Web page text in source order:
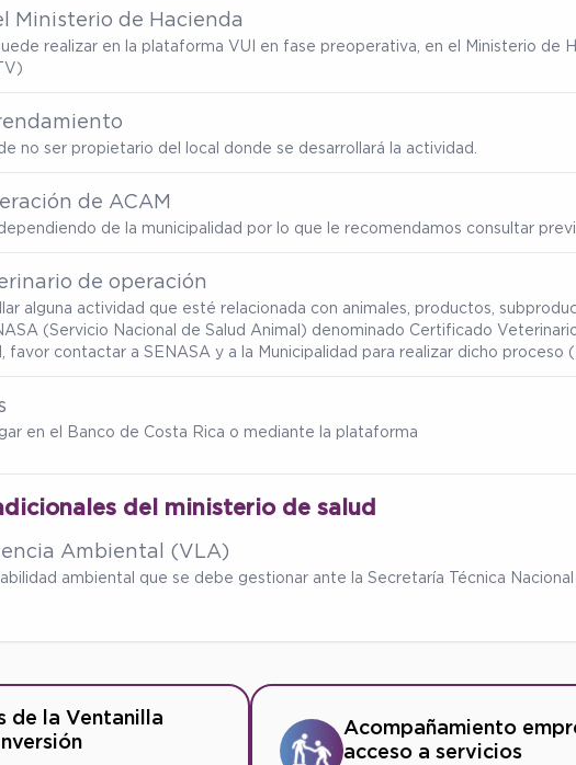
Ministerio de Hacienda
realizar en la plataforma VUI en fase preoperativa, en el Ministerio
no ser propietario del local donde se desarrollará la actividad.
de ACAM
de la municipalidad por lo que le recomendamos consultar
de operación
alguna actividad que esté relacionada con animales, productos,
(Servicio Nacional de Salud Animal) denominado Certificado
favor contactar a SENASA y a la Municipalidad para realizar dicho proceso
en el Banco de Costa Rica o mediante la plataforma
del ministerio de salud
Ambiental (VLA)
ambiental que se debe gestionar ante la Secretaría Técnica
de la Ventanilla
Acompañamiento
acceso a servicios